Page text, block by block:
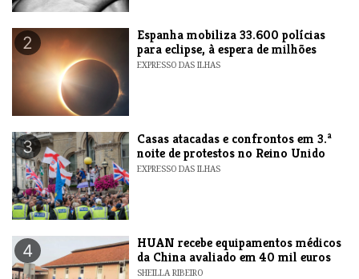
2
Espanha mobiliza 33.600 polícias
para eclipse, à espera de milhões
EXPRESSO DAS ILHAS
3
Casas atacadas e confrontos em 3.ª
noite de protestos no Reino Unido
EXPRESSO DAS ILHAS
4
HUAN recebe equipamentos médicos
da China avaliado em 40 mil euros
SHEILLA RIBEIRO